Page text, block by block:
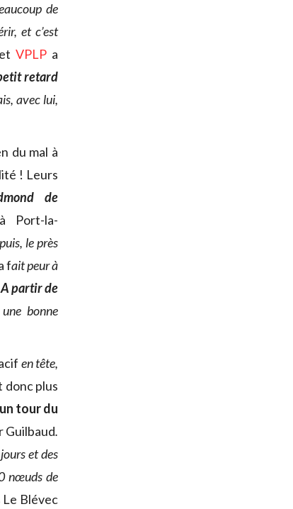
de
et c’est
VPLP a
retard
avec lui,
du mal à
! Leurs
de
Port-la-
le près
fait peur à
A partir de
bonne
en tête,
donc plus
tour du
Guilbaud.
et des
nœuds de
Le Blévec